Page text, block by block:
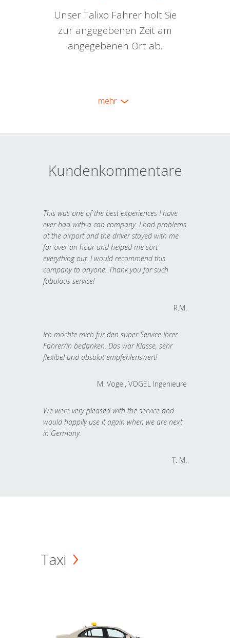
Unser Talixo Fahrer holt Sie
zur angegebenen Zeit am
angegebenen Ort ab.
mehr
Kundenkommentare
This was one of the best experiences I have
ever had with a cab company. I had problems
at the airport and the driver stayed with me
for over an hour and helped me sort
everything out. I would recommend this
company to anyone. Thank you for such
fabulous service!
R.M.
Ich möchte mich für den super Service Ihrer
Fahrer/in bedanken. Das war Klasse, sehr
flexibel und absolut empfehlenswert!
M. Vogel, VOGEL Ingenieure
We were very pleased with the service and
would happily use it again when we are next
in Germany.
T. M.
Taxi